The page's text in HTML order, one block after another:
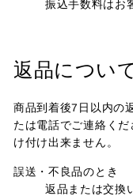
振込手数料はお
返品につい
商品到着後7日以内の
たは電話でご連絡く
け付け出来ません。
誤送・不良品のとき
返品または交換